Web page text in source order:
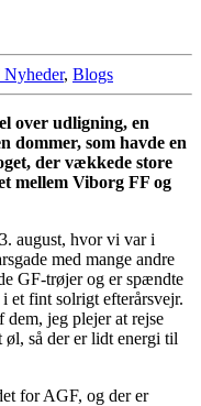
, Blogs
over udligning, en
dommer, som havde en
der vækkede store
mellem Viborg FF og
august, hvor vi var i
med mange andre
GF-trøjer og er spændte
et fint solrigt efterårsvejr.
dem, jeg plejer at rejse
øl, så der er lidt energi til
for AGF, og der er